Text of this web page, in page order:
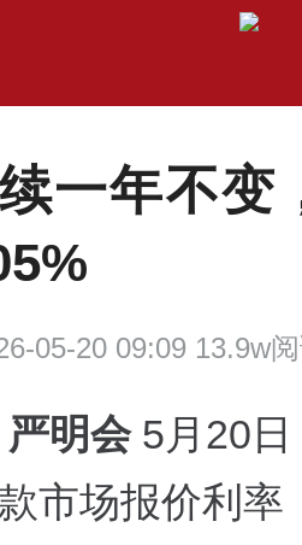
一年不变
05-20 09:09 13.9w
明会5月20日
市场报价利率